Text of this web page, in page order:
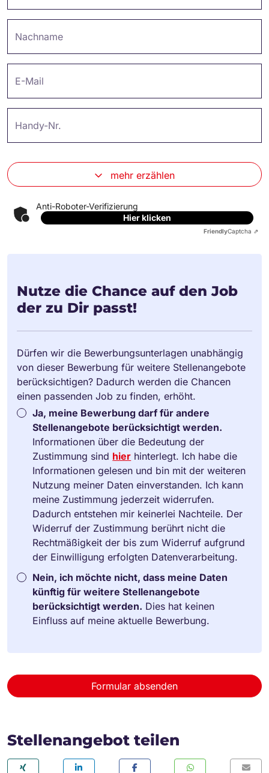
Nachname
E-Mail
Handy-Nr.
mehr erzählen
Anti-Roboter-Verifizierung
Hier klicken
FriendlyCaptcha ⇗
Nutze die Chance auf den Job
der zu Dir passt!
Dürfen wir die Bewerbungsunterlagen unabhängig
von dieser Bewerbung für weitere Stellenangebote
berücksichtigen? Dadurch werden die Chancen
einen passenden Job zu finden, erhöht.
Ja, meine Bewerbung darf für andere
Stellenangebote berücksichtigt werden.
Informationen über die Bedeutung der
Zustimmung sind hier hinterlegt. Ich habe die
Informationen gelesen und bin mit der weiteren
Nutzung meiner Daten einverstanden. Ich kann
meine Zustimmung jederzeit widerrufen.
Dadurch entstehen mir keinerlei Nachteile. Der
Widerruf der Zustimmung berührt nicht die
Rechtmäßigkeit der bis zum Widerruf aufgrund
der Einwilligung erfolgten Datenverarbeitung.
Nein, ich möchte nicht, dass meine Daten
künftig für weitere Stellenangebote
berücksichtigt werden. Dies hat keinen
Einfluss auf meine aktuelle Bewerbung.
Formular absenden
Stellenangebot teilen